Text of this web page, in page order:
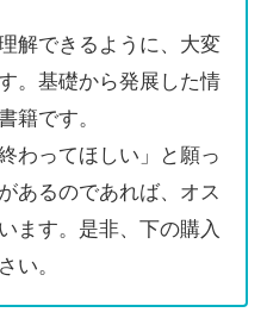
解できるように、大変
。基礎から発展した情
籍です。
わってほしい」と願っ
あるのであれば、オス
ます。是非、下の購入
い。